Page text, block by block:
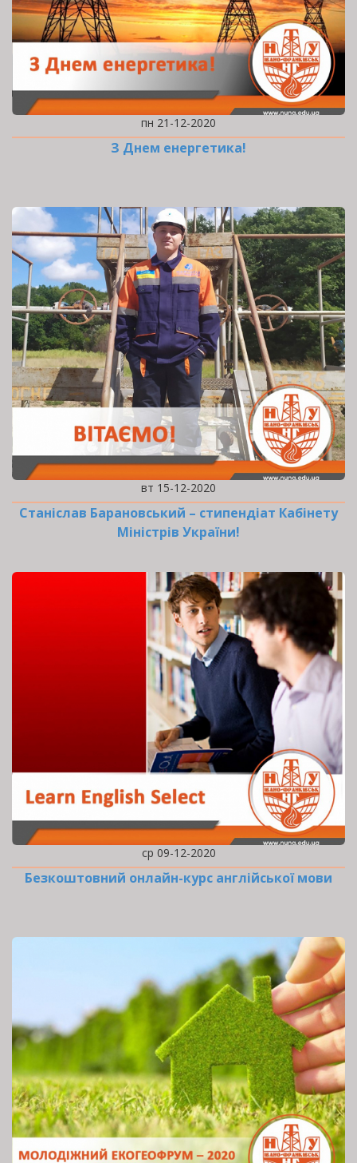
пн 21-12-2020
З Днем енергетика!
вт 15-12-2020
Станіслав Барановський – стипендіат Кабінету
Міністрів України!
ср 09-12-2020
Безкоштовний онлайн-курс англійської мови